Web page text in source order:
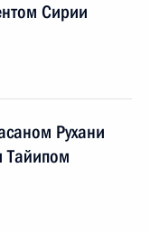
Сирии
Рухани
Тайипом